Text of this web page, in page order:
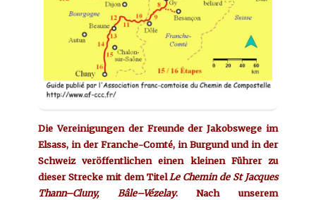
Die Vereinigungen der Freunde der Jakobswege im
Elsass, in der Franche-Comté, in Burgund und in der
Schweiz veröffentlichen einen kleinen Führer zu
dieser Strecke mit dem TitelLe Chemin de St Jacques
Thann–Cluny, Bâle–Vézelay. Nach unserem